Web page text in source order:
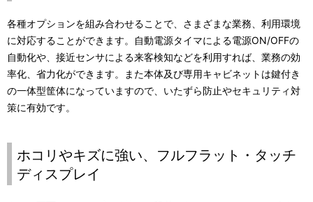
各種オプションを組み合わせることで、さまざまな業務、利用環境
に対応することができます。自動電源タイマによる電源ON/OFFの
自動化や、接近センサによる来客検知などを利用すれば、業務の効
率化、省力化ができます。また本体及び専用キャビネットは鍵付き
の一体型筐体になっていますので、いたずら防止やセキュリティ対
策に有効です。
ホコリやキズに強い、フルフラット・タッチ
ディスプレイ